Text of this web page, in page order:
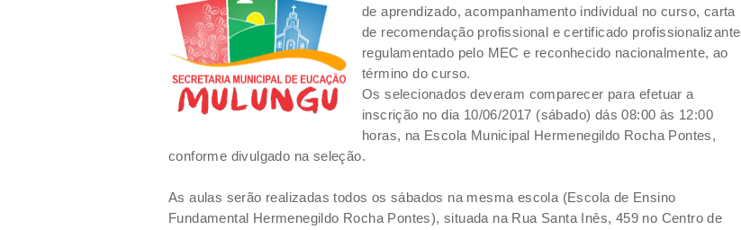
de aprendizado, acompanhamento individual no curso, carta
de recomendação profissional e certificado profissionalizante
regulamentado pelo MEC e reconhecido nacionalmente, ao
término do curso.
Os selecionados deveram comparecer para efetuar a
inscrição no dia 10/06/2017 (sábado) dás 08:00 às 12:00
horas, na Escola Municipal Hermenegildo Rocha Pontes,
conforme divulgado na seleção.
As aulas serão realizadas todos os sábados na mesma escola (Escola de Ensino
Fundamental Hermenegildo Rocha Pontes), situada na Rua Santa Inês, 459 no Centro de